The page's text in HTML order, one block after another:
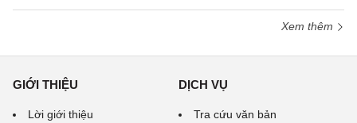
Xem thêm
GIỚI THIỆU
Lời giới thiệu
DỊCH VỤ
Tra cứu văn bản